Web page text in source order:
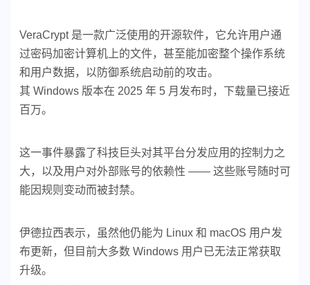
VeraCrypt 是一款广泛使用的开源软件，它允许用户通
过密码加密计算机上的文件，甚至能加密整个操作系统
和用户数据，以防御系统启动前的攻击。
其 Windows 版本在 2025 年 5 月发布时，下载量已接近
百万。
这一事件暴露了科技巨头对其平台分发应用的控制力之
大，以及用户对外部账号的依赖性 —— 这些账号随时可
能因规则变动而被封禁。
伊德拉西表示，虽然他仍能为 Linux 和 macOS 用户发
布更新，但目前大多数 Windows 用户已无法正常获取
升级。